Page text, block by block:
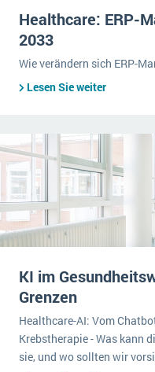
Healthcare: ERP-
2033
Wie verändern sich ERP-
Lesen Sie weiter
KI im
Grenzen
Healthcare-AI: Vom
Krebstherapie - Was kann
sie, und wo sollten wir